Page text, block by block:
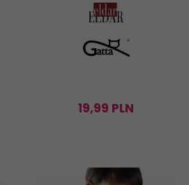
19,99 PLN